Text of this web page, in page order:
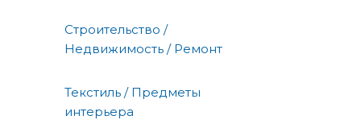
Строительство /
Недвижимость / Ремонт
Текстиль / Предметы
интерьера